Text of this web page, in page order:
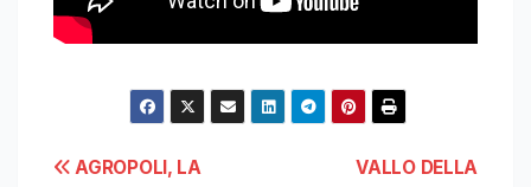
Navigazione
VALLO DELLA
AGROPOLI, LA